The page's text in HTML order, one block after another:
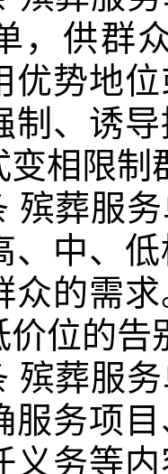
，供群
优势地
制、诱
变相限
殡葬服
、中、
众的需
价位的告
殡葬服
服务项
义务等